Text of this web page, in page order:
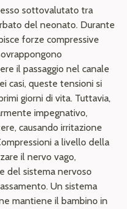
sottovalutato tra
del neonato. Durante
forze compressive
il passaggio nel canale
casi, queste tensioni si
giorni di vita. Tuttavia,
impegnativo,
causando irritazione
a livello della
il nervo vago,
del sistema nervoso
Un sistema
mantiene il bambino in